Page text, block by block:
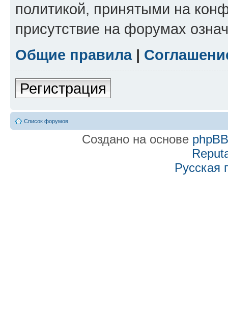
политикой, принятыми на
присутствие на форумах
Общие правила|
Регистрация
Список форумов
Создано на основе phpBB
Русская